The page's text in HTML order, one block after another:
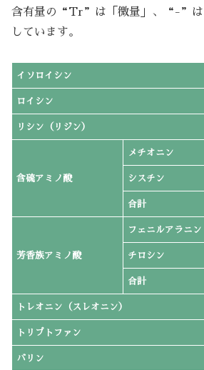
含有量の“Tr”は「微量」、“-”は
しています。
イソロイシン
ロイシン
リシン（リジン）
含硫アミノ酸
メチオニン
シスチン
合計
芳香族アミノ酸
フェニルアラニン
チロシン
合計
トレオニン（スレオニン）
トリプトファン
バリン